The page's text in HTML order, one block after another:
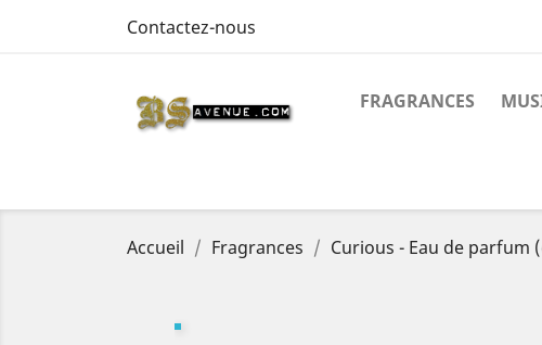
Contactez-nous
FRAGRANCES
Accueil Fragrances Curious - Eau de parfum